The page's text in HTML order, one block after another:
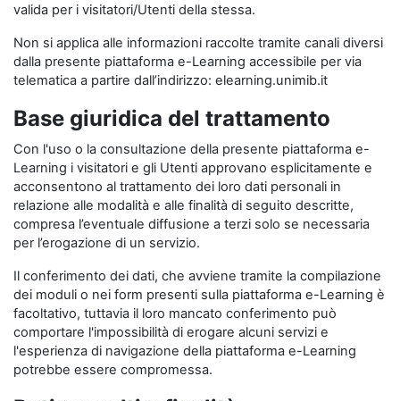
valida per i visitatori/Utenti della stessa.
Non si applica alle informazioni raccolte tramite canali diversi
dalla presente piattaforma e-Learning accessibile per via
telematica a partire dall’indirizzo: elearning.unimib.it
Base giuridica del trattamento
Con l'uso o la consultazione della presente piattaforma e-
Learning i visitatori e gli Utenti approvano esplicitamente e
acconsentono al trattamento dei loro dati personali in
relazione alle modalità e alle finalità di seguito descritte,
compresa l’eventuale diffusione a terzi solo se necessaria
per l’erogazione di un servizio.
Il conferimento dei dati, che avviene tramite la compilazione
dei moduli o nei form presenti sulla piattaforma e-Learning è
facoltativo, tuttavia il loro mancato conferimento può
comportare l'impossibilità di erogare alcuni servizi e
l'esperienza di navigazione della piattaforma e-Learning
potrebbe essere compromessa.